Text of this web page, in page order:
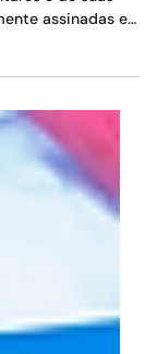
Tarifa